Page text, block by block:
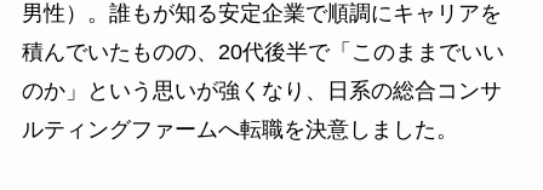
男性）。誰もが知る安定企業で順調にキャリアを
積んでいたものの、20代後半で「このままでいい
のか」という思いが強くなり、日系の総合コンサ
ルティングファームへ転職を決意しました。